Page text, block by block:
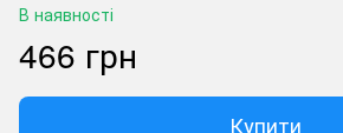
В наявності
466 грн
Купити